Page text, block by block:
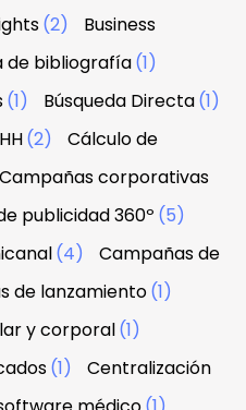
(2)
Business
de bibliografía(1)
(1) Búsqueda Directa(1)
(2)
Cálculo de
Campañas corporativas
publicidad 360º (5)
(4)
Campañas de
de lanzamiento(1)
y corporal(1)
(1)
Centralización